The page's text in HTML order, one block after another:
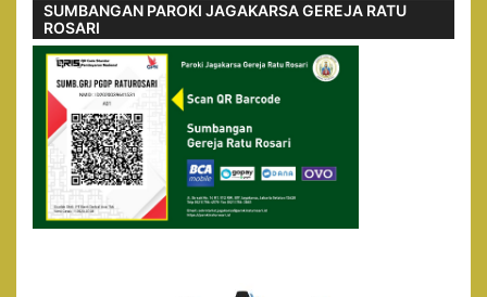
SUMBANGAN PAROKI JAGAKARSA GEREJA RATU
ROSARI